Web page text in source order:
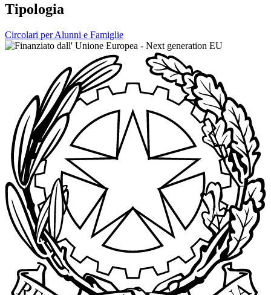
Tipologia
Circolari per Alunni e Famiglie